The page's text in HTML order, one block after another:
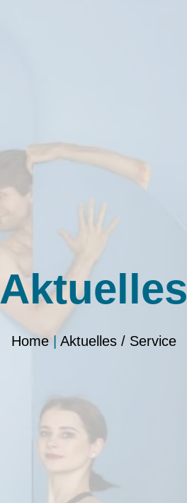
Aktuelles
Home| Aktuelles / Service